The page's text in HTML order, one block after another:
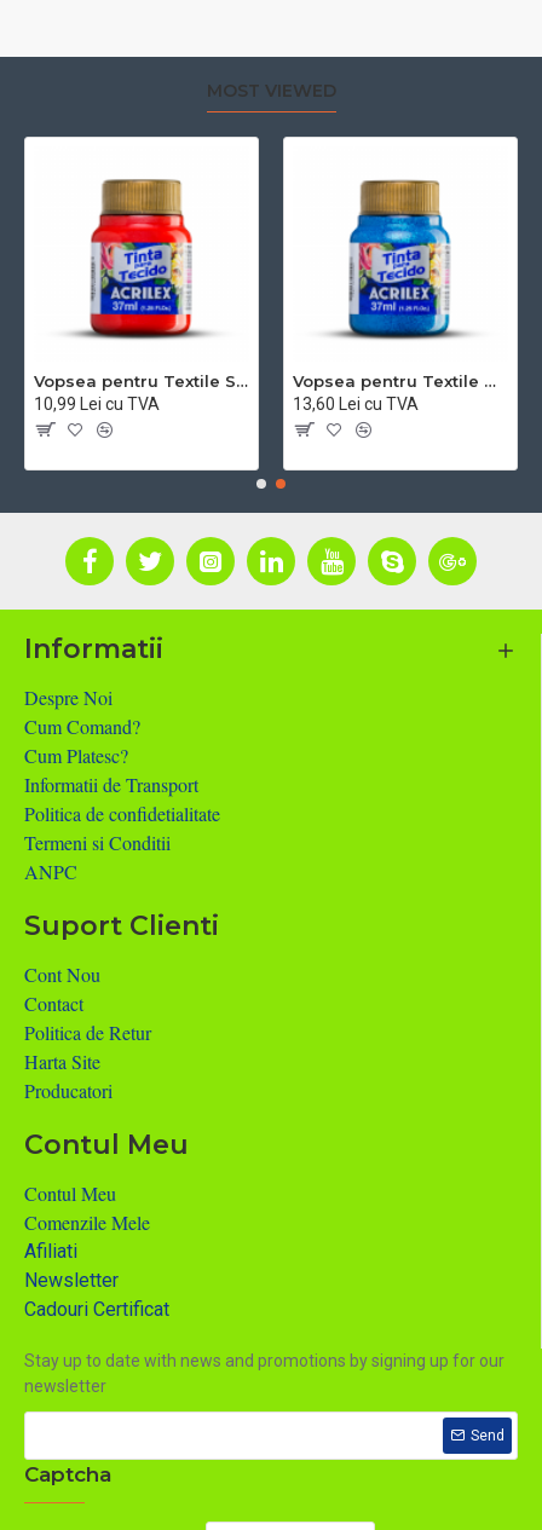
MOST VIEWED
Vopsea pentru Textile Sidefata - 37 ml 4340 Acrilex
10,99 Lei cu TVA
Vopsea pentru Textile Glitter - 37 ml 5040 Acrilex
13,60 Lei cu TVA
Informatii
Despre Noi
Cum Comand?
Cum Platesc?
Informatii de Transport
Politica de confidetialitate
Termeni si Conditii
ANPC
Suport Clienti
Cont Nou
Contact
Politica de Retur
Harta Site
Producatori
Contul Meu
Contul Meu
Comenzile Mele
Afiliati
Newsletter
Cadouri Certificat
Stay up to date with news and promotions by signing up for our
newsletter
Send
Captcha